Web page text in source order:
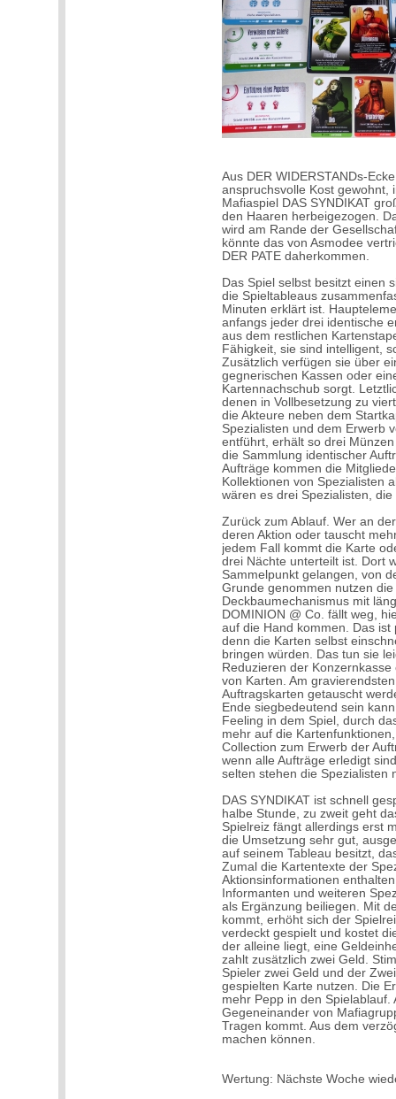
Aus DER WIDERSTANDs-
anspruchsvolle Kost gewohnt,
Mafiaspiel DAS SYNDIKAT
den Haaren herbeigezogen.
wird am Rande der
könnte das von Asmodee
DER PATE daherkommen.
Das Spiel selbst besitzt einen
die Spieltableaus
Minuten erklärt ist.
anfangs jeder drei identische
aus dem restlichen
Fähigkeit, sie sind intelligent,
Zusätzlich verfügen sie über
gegnerischen Kassen oder
Kartennachschub sorgt.
denen in Vollbesetzung zu
die Akteure neben dem
Spezialisten und dem Erwerb
entführt, erhält so drei
die Sammlung identischer
Aufträge kommen die
Kollektionen von Spezialisten
wären es drei Spezialisten,
Zurück zum Ablauf. Wer an
deren Aktion oder tauscht
jedem Fall kommt die Karte
drei Nächte unterteilt ist. Dort
Sammelpunkt gelangen, von
Grunde genommen nutzen
Deckbaumechanismus mit
DOMINION @ Co. fällt weg,
auf die Hand kommen. Das
denn die Karten selbst
bringen würden. Das tun sie
Reduzieren der
von Karten. Am
Auftragskarten getauscht
Ende siegbedeutend sein
Feeling in dem Spiel, durch
mehr auf die
Collection zum Erwerb der
wenn alle Aufträge erledigt
selten stehen die Spezialisten
DAS SYNDIKAT ist schnell
halbe Stunde, zu zweit geht
Spielreiz fängt allerdings erst
die Umsetzung sehr gut,
auf seinem Tableau besitzt,
Zumal die Kartentexte der
Aktionsinformationen
Informanten und weiteren
als Ergänzung beiliegen. Mit
kommt, erhöht sich der
verdeckt gespielt und kostet
der alleine liegt, eine
zahlt zusätzlich zwei Geld.
Spieler zwei Geld und der
gespielten Karte nutzen. Die
mehr Pepp in den Spielablauf.
Gegeneinander von
Tragen kommt. Aus dem
machen können.
Wertung: Nächste Woche